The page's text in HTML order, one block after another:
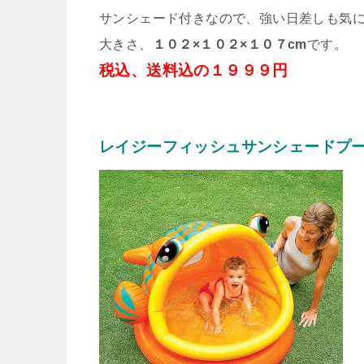
サンシェード付きなので、強い日差しも気
大きさ、
１０２×１０２×１０７cmです。
税込、送料込の１９９９円
レイジーフィッシュサンシェードプ